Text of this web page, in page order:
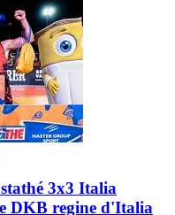
3x3 Italia
DKB regine d'Italia